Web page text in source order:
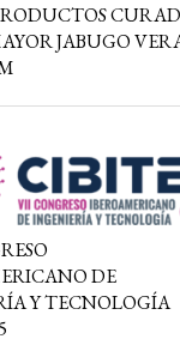
JABUGO
DE
Y TECNOLOGÍA